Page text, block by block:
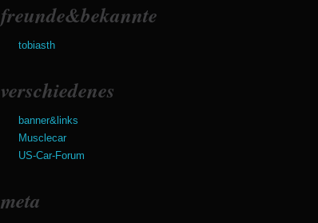
freunde&bekannte
tobiasth
verschiedenes
banner&links
Musclecar
US-Car-Forum
meta